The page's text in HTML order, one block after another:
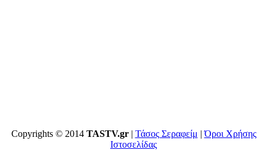
Copyrights © 2014 TASTV.gr| Τάσος Σεραφείμ |Όροι Χρήσης
Ιστοσελίδας